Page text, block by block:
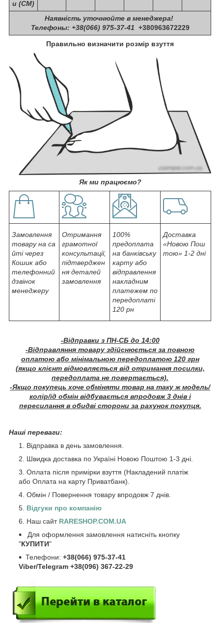
и (СМ)
Наявність уточнюйте в менеджера!
Телефоны: +38(066) 975-37-41 +380963672229
Правильно визначити розмір взуття
Як ми працюємо?
Замовлення
товару на са
йті через
Кошик або
телефонний
дзвінок
менеджеру
Отримання
грамотної
консультації,
підтверджен
ня деталей
замовлення
100%
предоплата
на банківську
карту або
відправлення
накладним
платежем по
передоплаті
120 рн
Доставка
«Новою Пош
тою» 1-2 дні
-Відправки з ПН-СБ до 14:00
-Відправляння товару здійснюється за повною
оплатою або мінімальною передоплатою 120 грн
(якщо клієнт відмовляється від отримання посилки,
передоплата не повертається).
-Якщо покупець хоче обміняти товар на таку ж модель/
колір/ід обмін відбувається впродовж 3 днів і
пересилання в обидві сторони за рахунок покупця.
Наші переваги:
Відправка в день замовлення.
Швидка доставка по Україні Новою Поштою 1-3 дні.
Оплата після примірки взуття (Накладений платіж
або Оплата на карту Приватбанк).
Обмін / Повернення товару впродовж 7 днів.
Відгуки про компанію
Наш сайт RARESHOP.COM.UA
Для оформлення замовлення натисніть кнопку
"КУПИТИ"
Телефони: +38(066) 975-37-41
Viber/Telegram +38(096) 367-22-29